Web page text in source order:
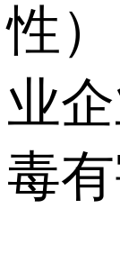
性
业
毒